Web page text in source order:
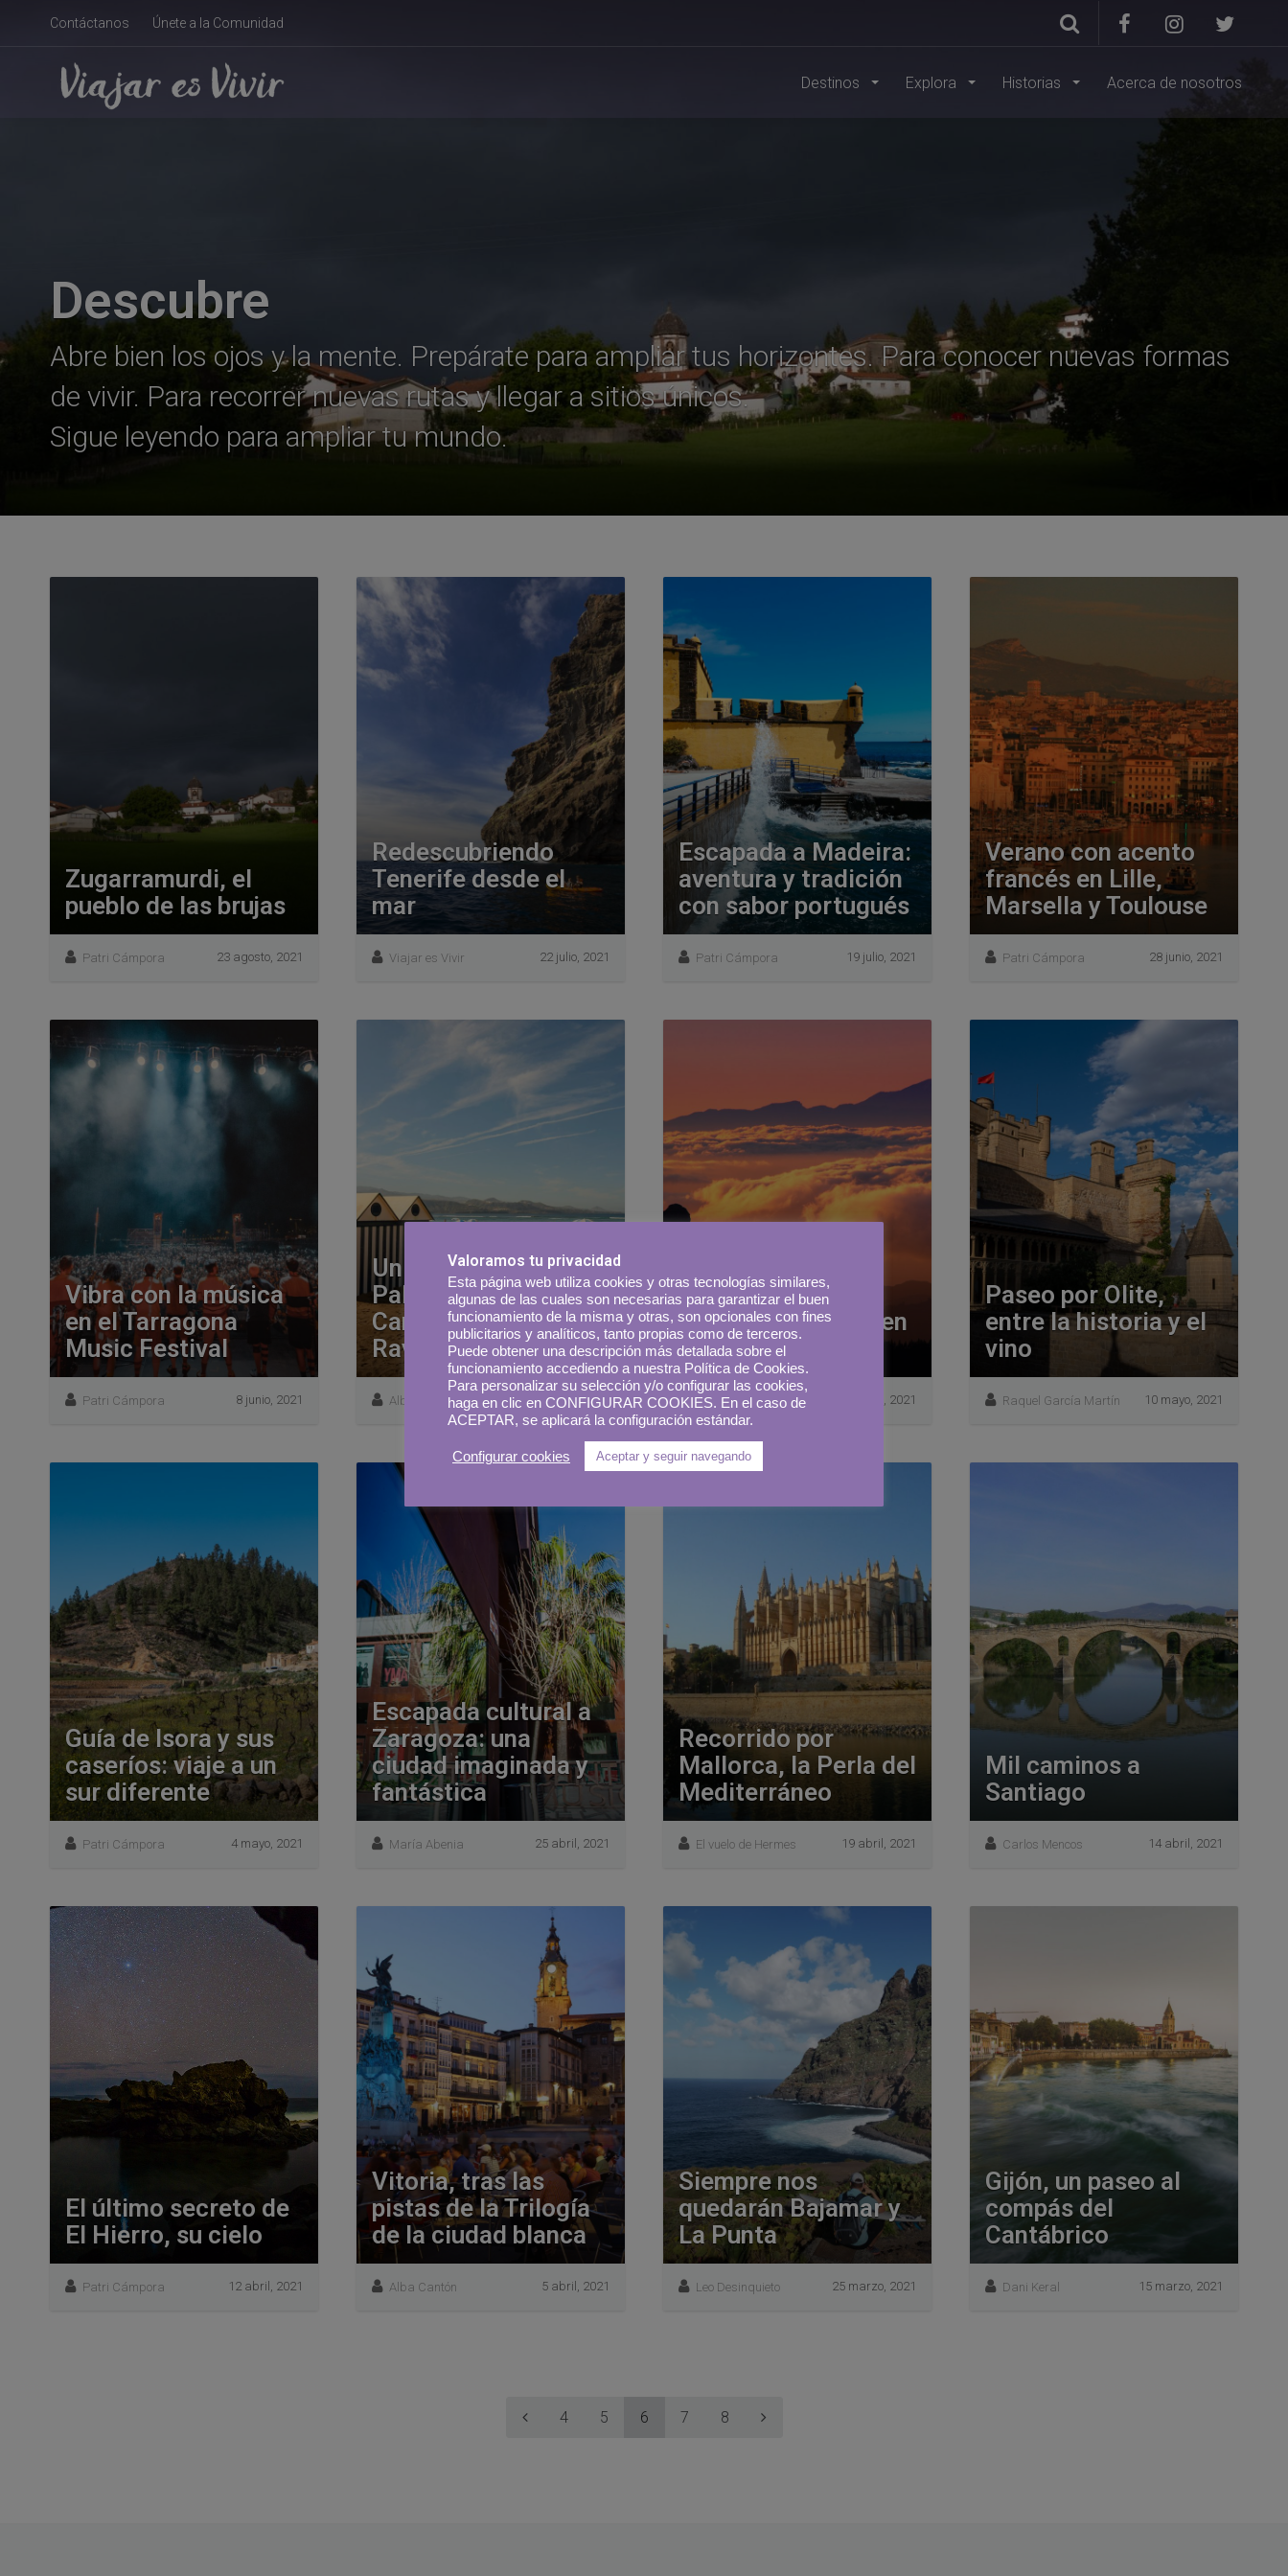
Contáctanos Únete a la Comunidad
Destinos Explora Historias Acerca de nosotros
Descubre
Abre bien los ojos y la mente. Prepárate para ampliar tus horizontes. Para conocer nuevas formas
de vivir. Para recorrer nuevas rutas y llegar a sitios únicos.
Sigue leyendo para ampliar tu mundo.
Zugarramurdi, el
pueblo de las brujas
Patri Cámpora 23 agosto, 2021
Redescubriendo
Tenerife desde el
mar
Viajar es Vivir 22 julio, 2021
Escapada a Madeira:
aventura y tradición
con sabor portugués
Patri Cámpora 19 julio, 2021
Verano con acento
francés en Lille,
Marsella y Toulouse
Patri Cámpora 28 junio, 2021
Vibra con la música
en el Tarragona
Music Festival
Patri Cámpora 8 junio, 2021
Un paseo por Las
Palmas de Gran
Canaria con Alexis
Ravelo
Alba Cantón 31 mayo, 2021
Vive experiencias en
las Islas Canarias
Patri Cámpora 11 mayo, 2021
Paseo por Olite,
entre la historia y el
vino
Raquel García Martín 10 mayo, 2021
Guía de Isora y sus
caseríos: viaje a un
sur diferente
Patri Cámpora 4 mayo, 2021
Escapada cultural a
Zaragoza: una
ciudad imaginada y
fantástica
María Abenia 25 abril, 2021
Recorrido por
Mallorca, la Perla del
Mediterráneo
El vuelo de Hermes 19 abril, 2021
Mil caminos a
Santiago
Carlos Mencos 14 abril, 2021
El último secreto de
El Hierro, su cielo
Patri Cámpora 12 abril, 2021
Vitoria, tras las
pistas de la Trilogía
de la ciudad blanca
Alba Cantón 5 abril, 2021
Siempre nos
quedarán Bajamar y
La Punta
Leo Desinquieto 25 marzo, 2021
Gijón, un paseo al
compás del
Cantábrico
Dani Keral 15 marzo, 2021
4 5 6 7 8
Valoramos tu privacidad
Esta página web utiliza cookies y otras tecnologías similares,
algunas de las cuales son necesarias para garantizar el buen
funcionamiento de la misma y otras, son opcionales con fines
publicitarios y analíticos, tanto propias como de terceros.
Puede obtener una descripción más detallada sobre el
funcionamiento accediendo a nuestra Política de Cookies.
Para personalizar su selección y/o configurar las cookies,
haga en clic en CONFIGURAR COOKIES. En el caso de
ACEPTAR, se aplicará la configuración estándar.
Configurar cookies Aceptar y seguir navegando